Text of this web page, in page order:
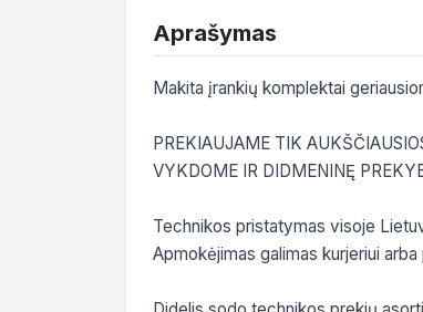
Aprašymas
Makita įrankių komplektai
PREKIAUJAME TIK
VYKDOME IR DIDMENINĘ
Technikos pristatymas visoje
Apmokėjimas galimas kurjeriui